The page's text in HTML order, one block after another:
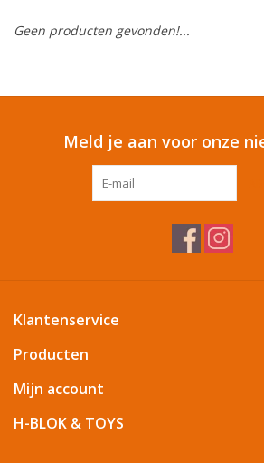
Seizoenenartikelen
Reizen
Feestartikelen
OUTLET
KAARTEN
Geen producten gevonden!...
Meld je aan voor onze
Klantenservice
Producten
Mijn account
H-BLOK & TOYS